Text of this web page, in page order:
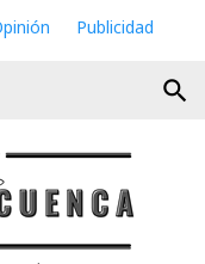
Publicidad
search